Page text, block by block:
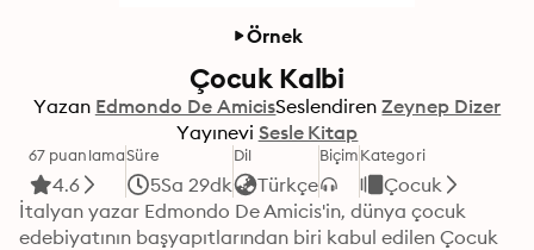
Örnek
Çocuk Kalbi
Yazan Edmondo De AmicisSeslendiren Zeynep Dizer
Yayınevi Sesle Kitap
67 puanlama
4.6
Süre
5Sa 29dk
Dil
Türkçe
BiçimKategori
Çocuk
İtalyan yazar Edmondo De Amicis'in, dünya çocuk
edebiyatının başyapıtlarından biri kabul edilen Çocuk